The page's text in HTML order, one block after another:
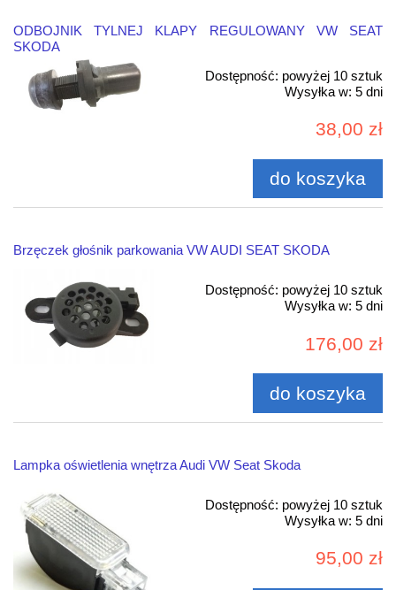
ODBOJNIK TYLNEJ KLAPY REGULOWANY VW SEAT
SKODA
Dostępność: powyżej 10 sztuk
Wysyłka w: 5 dni
38,00 zł
do koszyka
Brzęczek głośnik parkowania VW AUDI SEAT SKODA
Dostępność: powyżej 10 sztuk
Wysyłka w: 5 dni
176,00 zł
do koszyka
Lampka oświetlenia wnętrza Audi VW Seat Skoda
Dostępność: powyżej 10 sztuk
Wysyłka w: 5 dni
95,00 zł